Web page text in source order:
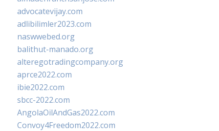
advocatevijay.com
adlibilimler2023.com
naswwebed.org
balithut-manado.org
alteregotradingcompany.org
aprce2022.com
ibie2022.com
sbcc-2022.com
AngolaOilAndGas2022.com
Convoy4Freedom2022.com